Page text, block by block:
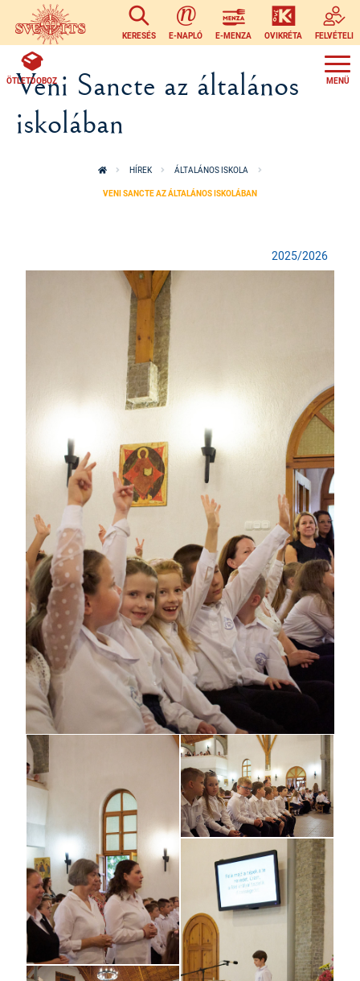
Ugrás a tartalomra
KERESÉS E-NAPLÓ E-MENZA OVIKRÉTA FELVÉTELI
ÖTLETDOBOZ
Veni Sancte az általános
iskolában
HÍREK ÁLTALÁNOS ISKOLA
VENI SANCTE AZ ÁLTALÁNOS ISKOLÁBAN
2025/2026